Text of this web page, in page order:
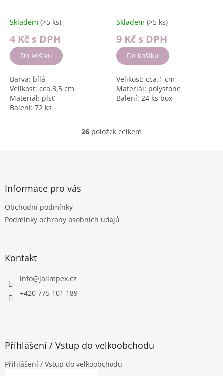
Skladem (>5 ks)
4 Kč s DPH
Do košíku
Barva: bílá
Velikost: cca.3,5 cm
Materiál: plsť
Balení: 72 ks
Skladem (>5 ks)
9 Kč s DPH
Do košíku
Velikost: cca.1 cm
Materiál: polystone
Balení: 24 ks box
O
r
26 položek celkem
Informace pro vás
Obchodní podmínky
Podmínky ochrany osobních údajů
Kontakt
info@jalimpex.cz
+420 775 101 189
Přihlášení / Vstup do velkoobchodu
Přihlášení / Vstup do velkoobchodu